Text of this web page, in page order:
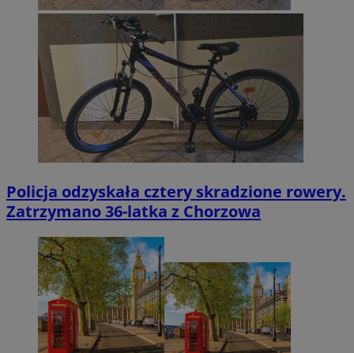
Policja odzyskała cztery skradzione rowery.
Zatrzymano 36-latka z Chorzowa